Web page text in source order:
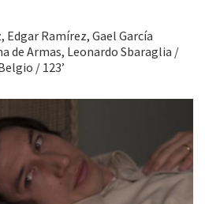
Ramírez, Gael García
de Armas, Leonardo Sbaraglia /
/ 123’